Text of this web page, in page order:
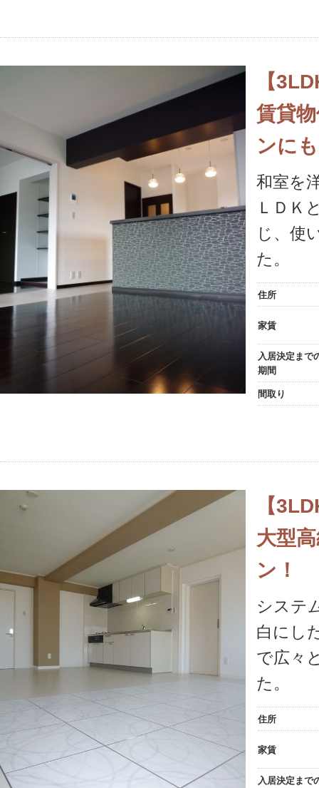
【
賃貸
ンに
和室を
ＬＤＫ
じ、使
た。
住所
家賃
入居決定まで
期間
間取り
【
大型
ン！
システ
白にし
で広々
た。
住所
家賃
入居決定まで